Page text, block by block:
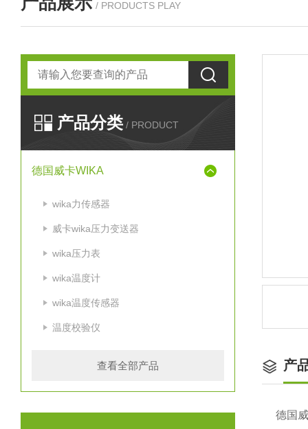
/ PRODUCTS PLAY
产品分类 / PRODUCT
德国威卡WIKA
wika力传感器
威卡wika压力变送器
wika压力表
wika温度计
wika温度传感器
温度校验仪
查看全部产品 产
德国